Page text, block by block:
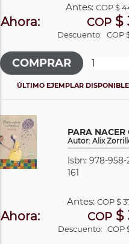
Antes: COP$
Ahora: COP $
Descuento: COP
ÚLTIMO EJEMPLAR DISPONIBLE
PARA
Autor: Alix
Isbn: 978-958-
161
Antes: COP$
Ahora: COP $
Descuento: COP